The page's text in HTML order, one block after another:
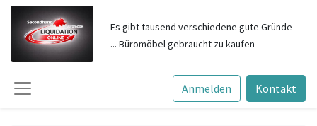
Es gibt tausend verschiedene gute Gründe
... Büromöbel gebraucht zu kaufen
Anmelden Kontakt